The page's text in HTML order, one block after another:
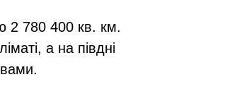
2 780 400 кв. км.
а на півдні